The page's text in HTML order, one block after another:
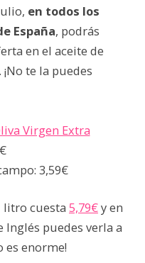
en todos los
España, podrás
en el aceite de
te la puedes
Virgen Extra
3,59€
litro cuesta 5,79€y en
Inglés puedes verla a
es enorme!